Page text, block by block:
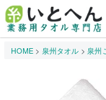
HOME 泉州タオル 泉州